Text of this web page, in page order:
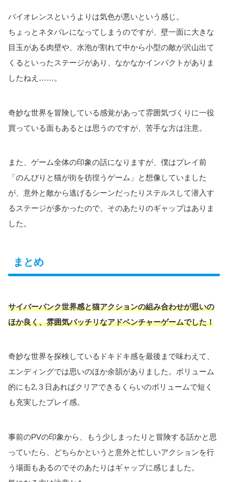
バイオレンスというよりは気色が悪いという感じ。
ちょっとネタバレになってしまうのですが、壁一面に大きな
目玉がある肉壁や、水泡が割れて中から小型の敵が沢山出て
くるといったステージがあり、なかなかインパクトがありま
したねえ……。
奇妙な世界を冒険している感覚があって雰囲気づくりに一役
買っている面もあるとは思うのですが、苦手な方は注意。
また、ゲーム全体の印象の話になりますが、僕はプレイ前
「のんびりと猫が街を彷徨うゲーム」と想像していました
が、意外と敵から逃げるシーンだったりステルスして潜入す
るステージが多かったので、そのあたりのギャップはありま
した。
まとめ
サイバーパンク世界感と猫アクションの組み合わせが思いの
ほか良く、雰囲気バッチリなアドベンチャーゲームでした！
奇妙な世界を探検しているドキドキ感を最後まで味わえて、
エンディングでは思いのほか余韻がありました。ボリューム
的にも2,３日あればクリアできるくらいのボリュームで短く
も充実したプレイ感。
事前のPVの印象から、もう少しまったりと冒険する話かと思
っていたら、どちらかというと意外と忙しいアクションを行
う場面もあるのでそのあたりはギャップに感じました。